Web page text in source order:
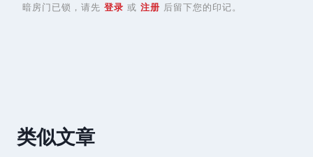
暗房门已锁，请先 登录 或 注册 后留下您的印记。
类似文章